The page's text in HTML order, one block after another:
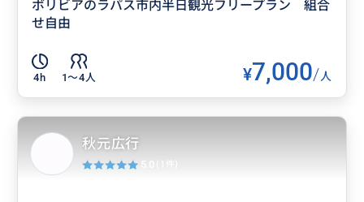
ボリビアのラパス市内半日観光フリープラン 組合
せ自由
4h 1〜4人 ¥7,000/人
秋元広行
5.0 (1件)